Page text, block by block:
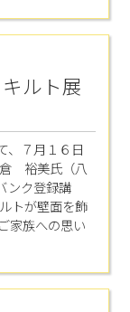
ルト展
、７月１６日
裕美氏（八
ンク登録講
トが壁面を飾
家族への思い